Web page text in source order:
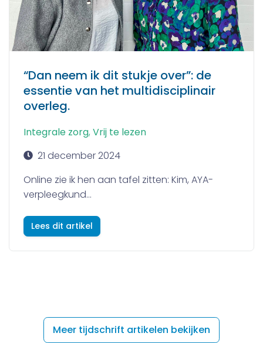
“Dan neem ik dit stukje over”: de
essentie van het multidisciplinair
overleg.
Integrale zorg, Vrij te lezen
21 december 2024
Online zie ik hen aan tafel zitten: Kim, AYA-
verpleegkund...
Lees dit artikel
Meer tijdschrift artikelen bekijken